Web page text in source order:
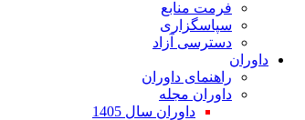
فرمت منابع
سپاسگزاری
دسترسی آزاد
داوران
راهنمای داوران
داوران مجله
داوران سال 1405